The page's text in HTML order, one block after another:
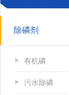
除磷剂
有机磷
污水除磷